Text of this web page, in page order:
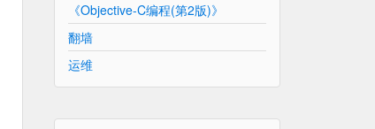
《Objective-C编程(第2版)》
翻墙
运维